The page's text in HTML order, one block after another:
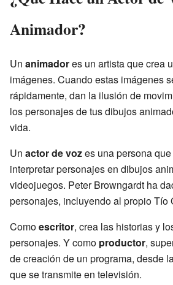
Animador?
Un animadores un artista que crea
imágenes. Cuando estas imágenes
rápidamente, dan la ilusión de
los personajes de tus dibujos
vida.
Un actor de vozes una persona
interpretar personajes en dibujos
videojuegos. Peter Browngardt ha
personajes, incluyendo al propio Tío
Comoescritor, crea las historias y
personajes. Y como productor,
de creación de un programa, desde
que se transmite en televisión.